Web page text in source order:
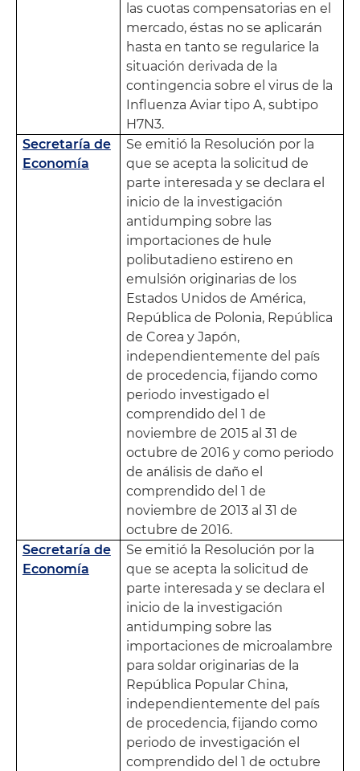
las cuotas compensatorias en el
mercado, éstas no se aplicarán
hasta en tanto se regularice la
situación derivada de la
contingencia sobre el virus de la
Influenza Aviar tipo A, subtipo
H7N3.
Secretaría de
Economía
Se emitió la Resolución por la
que se acepta la solicitud de
parte interesada y se declara el
inicio de la investigación
antidumping sobre las
importaciones de hule
polibutadieno estireno en
emulsión originarias de los
Estados Unidos de América,
República de Polonia, República
de Corea y Japón,
independientemente del país
de procedencia, fijando como
periodo investigado el
comprendido del 1 de
noviembre de 2015 al 31 de
octubre de 2016 y como periodo
de análisis de daño el
comprendido del 1 de
noviembre de 2013 al 31 de
octubre de 2016.
Secretaría de
Economía
Se emitió la Resolución por la
que se acepta la solicitud de
parte interesada y se declara el
inicio de la investigación
antidumping sobre las
importaciones de microalambre
para soldar originarias de la
República Popular China,
independientemente del país
de procedencia, fijando como
periodo de investigación el
comprendido del 1 de octubre